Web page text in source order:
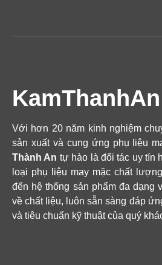
KamThanhAn
Với hơn 20 năm kinh nghiệm
sản xuất và cung ứng phụ liệu
Thành An tự hào là đối tác uy tín
loại phụ liệu may mặc chất
đến hệ thống sản phẩm đa dạng
về chất liệu, luôn sẵn sàng đáp
và tiêu chuẩn kỹ thuật của quý